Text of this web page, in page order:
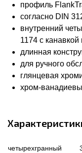
профиль
согласно DIN
внутренний
1174 с
длинная
для ручного
глянцевая
хром-
четырехгранный